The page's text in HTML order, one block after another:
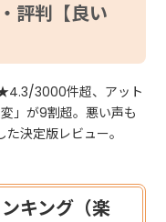
評判【良い
★4.3/3000件超、アット
」が9割超。悪い声も
決定版レビュー。
キング（楽